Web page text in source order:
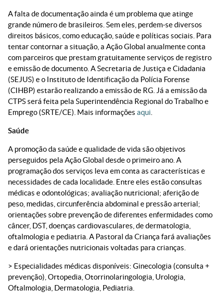
A falta de documentação ainda é um problema que atinge
grande número de brasileiros. Sem eles, perdem-se diversos
direitos básicos, como educação, saúde e políticas sociais. Para
tentar contornar a situação, a Ação Global anualmente conta
com parceiros que prestam gratuitamente serviços de registro
e emissão de documento. A Secretaria de Justiça e Cidadania
(SEJUS) e o Instituto de Identificação da Polícia Forense
(CIHBP) estarão realizando a emissão de RG. Já a emissão da
CTPS será feita pela Superintendência Regional do Trabalho e
Emprego (SRTE/CE). Mais informações aqui
Saúde
A promoção da saúde e qualidade de vida são objetivos
perseguidos pela Ação Global desde o primeiro ano. A
programação dos serviços leva em conta as características e
necessidades de cada localidade. Entre eles estão consultas
médicas e odontológicas; avaliação nutricional; aferição de
peso, medidas, circunferência abdominal e pressão arterial;
orientações sobre prevenção de diferentes enfermidades como
câncer, DST, doenças cardiovasculares, de dermatologia,
oftalmologia e pediatria. A Pastoral da Criança fará avaliações
e dará orientações nutricionais voltadas para crianças.
> Especialidades médicas disponíveis: Ginecologia (consulta +
prevenção), Ortopedia, Otorrinolaringologia, Urologia,
Oftalmologia, Dermatologia, Pediatria.